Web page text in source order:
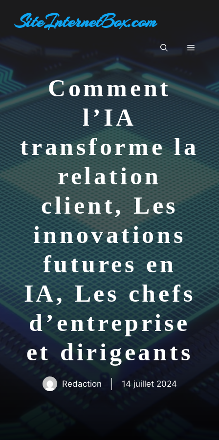
contenuSiteInternetBox.com
Menu
Comment
l’IA
transforme la
relation
client, Les
innovations
futures en
IA, Les chefs
d’entreprise
et dirigeants
Redaction 14 juillet 2024